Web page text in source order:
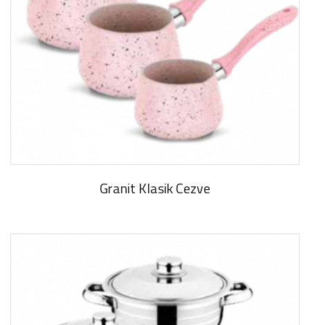
Granit Klasik Cezve